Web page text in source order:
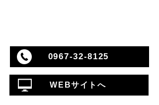
0967-32-8125
WEBサイトへ